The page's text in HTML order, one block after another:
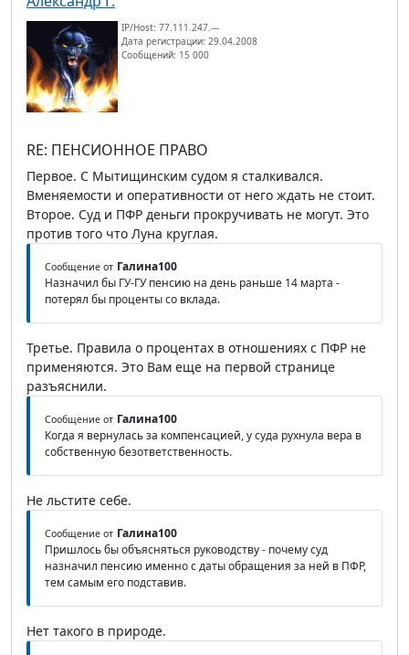
IP/Host: 77.111.247.---
Дата регистрации: 29.04.2008
Сообщений: 15 000
RE: ПЕНСИОННОЕ ПРАВО
Первое. С Мытищинским судом я сталкивался.
Вменяемости и оперативности от него ждать не стоит.
Второе. Суд и ПФР деньги прокручивать не могут. Это
против того что Луна круглая.
Сообщение от Галина100
Назначил бы ГУ-ГУ пенсию на день раньше 14 марта -
потерял бы проценты со вклада.
Третье. Правила о процентах в отношениях с ПФР не
применяются. Это Вам еще на первой странице
разъяснили.
Сообщение от Галина100
Когда я вернулась за компенсацией, у суда рухнула вера в
собственную безответственность.
Не льстите себе.
Сообщение от Галина100
Пришлось бы объясняться руководству - почему суд
назначил пенсию именно с даты обращения за ней в ПФР,
тем самым его подставив.
Нет такого в природе.